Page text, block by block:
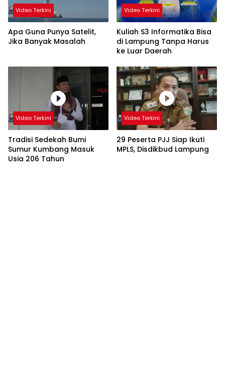
Video Terkini
Apa Guna Punya Satelit,
Jika Banyak Masalah
Video Terkini
Kuliah S3 Informatika Bisa
di Lampung Tanpa Harus
ke Luar Daerah
Video Terkini
Tradisi Sedekah Bumi
Sumur Kumbang Masuk
Usia 206 Tahun
Video Terkini
29 Peserta PJJ Siap Ikuti
MPLS, Disdikbud Lampung